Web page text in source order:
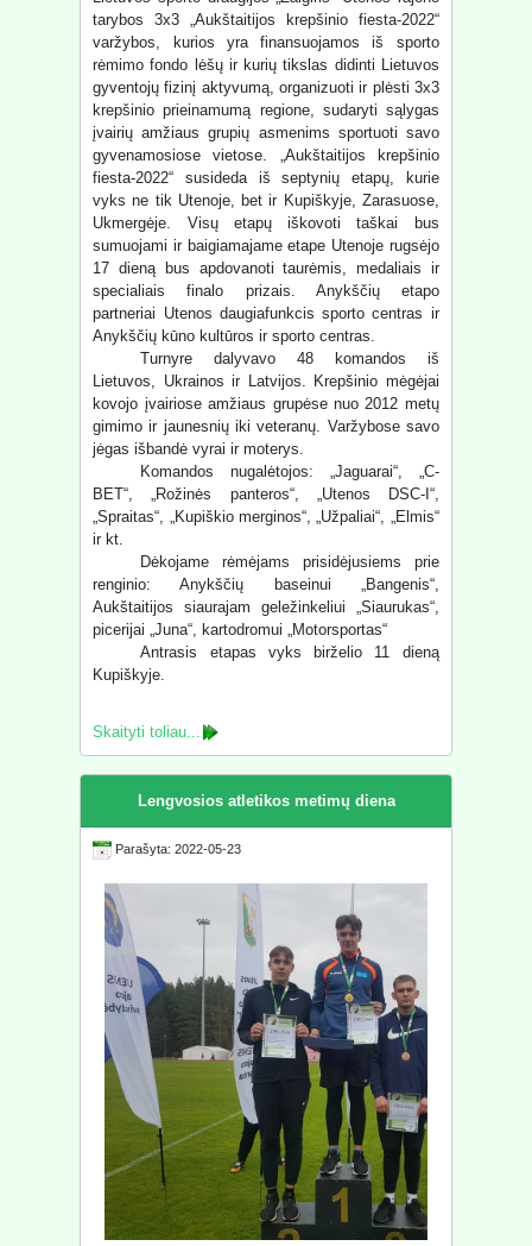
tarybos 3x3 „Aukštaitijos krepšinio fiesta-2022“
varžybos, kurios yra finansuojamos iš sporto
rėmimo fondo lėšų ir kurių tikslas didinti Lietuvos
gyventojų fizinį aktyvumą, organizuoti ir plėsti 3x3
krepšinio prieinamumą regione, sudaryti sąlygas
įvairių amžiaus grupių asmenims sportuoti savo
gyvenamosiose vietose. „Aukštaitijos krepšinio
fiesta-2022“ susideda iš septynių etapų, kurie
vyks ne tik Utenoje, bet ir Kupiškyje, Zarasuose,
Ukmergėje. Visų etapų iškovoti taškai bus
sumuojami ir baigiamajame etape Utenoje rugsėjo
17 dieną bus apdovanoti taurėmis, medaliais ir
specialiais finalo prizais. Anykščių etapo
partneriai Utenos daugiafunkcis sporto centras ir
Anykščių kūno kultūros ir sporto centras.
Turnyre dalyvavo 48 komandos iš
Lietuvos, Ukrainos ir Latvijos. Krepšinio mėgėjai
kovojo įvairiose amžiaus grupėse nuo 2012 metų
gimimo ir jaunesnių iki veteranų. Varžybose savo
jėgas išbandė vyrai ir moterys.
Komandos nugalėtojos: „Jaguarai“, „C-
BET“, „Rožinės panteros“, „Utenos DSC-I“,
„Spraitas“, „Kupiškio merginos“, „Užpaliai“, „Elmis“
ir kt.
Dėkojame rėmėjams prisidėjusiems prie
renginio: Anykščių baseinui „Bangenis“,
Aukštaitijos siaurajam geležinkeliui „Siaurukas“,
picerijai „Juna“, kartodromui „Motorsportas“
Antrasis etapas vyks birželio 11 dieną
Kupiškyje.
Skaityti toliau...
Lengvosios atletikos metimų diena
Parašyta: 2022-05-23